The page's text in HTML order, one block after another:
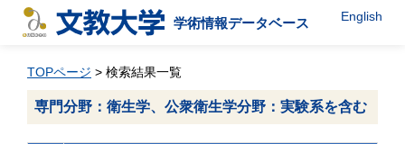
学術情報データベース English
TOPページ > 検索結果一覧
専門分野：衛生学、公衆衛生学分野：実験系を含む